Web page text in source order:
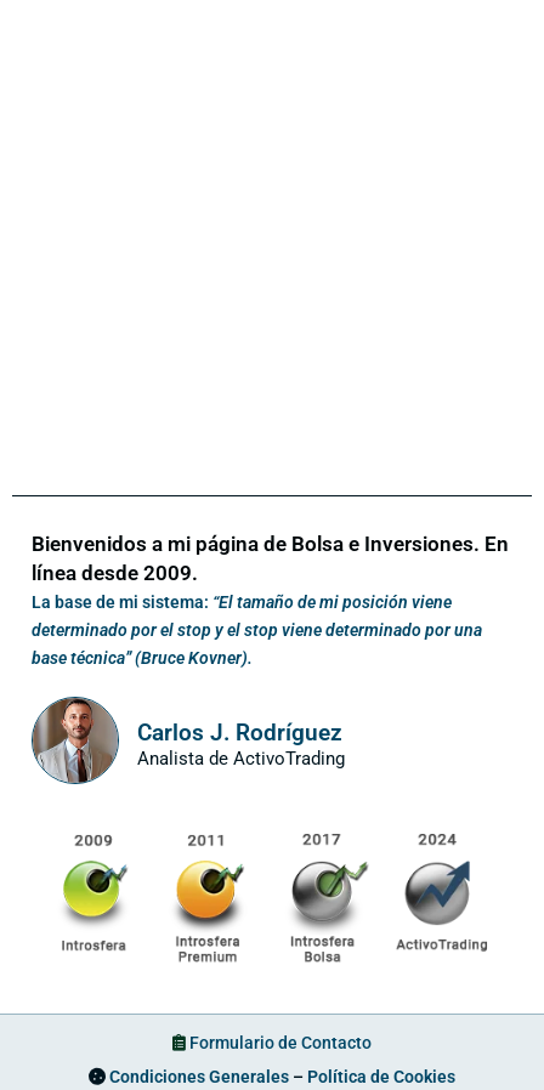
Bienvenidos a mi página de Bolsa e Inversiones. En
línea desde 2009.
La base de mi sistema: “El tamaño de mi posición viene
determinado por el stop y el stop viene determinado por una
base técnica” (Bruce Kovner).
Carlos J. Rodríguez
Analista de ActivoTrading
Formulario de Contacto
Condiciones Generales – Política de Cookies